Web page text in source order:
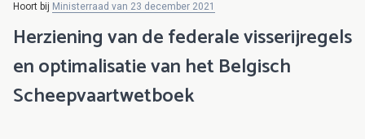
Hoort bij Ministerraad van 23 december 2021
Herziening van de federale visserijregels
en optimalisatie van het Belgisch
Scheepvaartwetboek